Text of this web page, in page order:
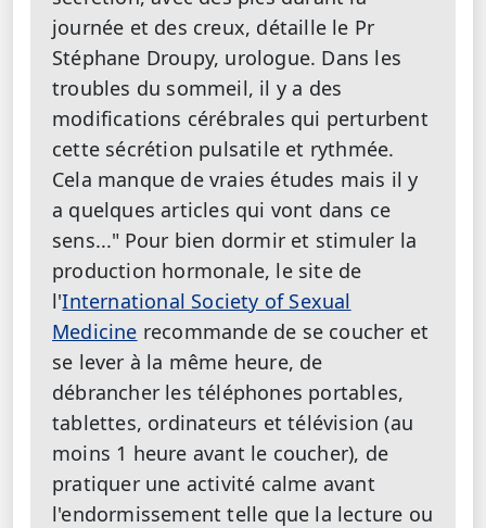
journée et des creux, détaille le Pr
Stéphane Droupy, urologue. Dans les
troubles du sommeil, il y a des
modifications cérébrales qui perturbent
cette sécrétion pulsatile et rythmée.
Cela manque de vraies études mais il y
a quelques articles qui vont dans ce
sens..." Pour bien dormir et stimuler la
production hormonale, le site de
l'International Society of Sexual
Medicine recommande de se coucher et
se lever à la même heure, de
débrancher les téléphones portables,
tablettes, ordinateurs et télévision (au
moins 1 heure avant le coucher), de
pratiquer une activité calme avant
l'endormissement telle que la lecture ou